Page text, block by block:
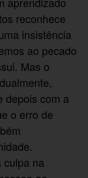
reconhece
insistência
ao pecado
Mas o
depois com a
o erro de
culpa na